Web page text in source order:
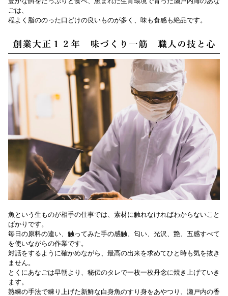
ごは、
程よく脂ののった口どけの良いものが多く、味も食感も絶品です。
魚という生ものが相手の仕事では、素材に触れなければわからないこと
ばかりです。
毎日の原料の違い、触ってみた手の感触、匂い、光沢、艶、五感すべて
を使いながらの作業です。
対話をするように確かめながら、最高の出来を求めてひと時も気を抜き
ません。
とくにあなごは早朝より、秘伝のタレで一枚一枚丹念に焼き上げていき
ます。
熟練の手法で練り上げた新鮮な白身魚のすり身をあやつり、瀬戸内の香